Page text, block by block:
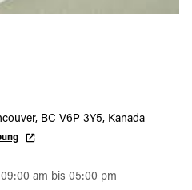
BC V6P 3Y5, Kanada
am bis 05:00 pm